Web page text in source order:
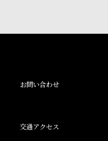
お問い合わせ
交通アクセス